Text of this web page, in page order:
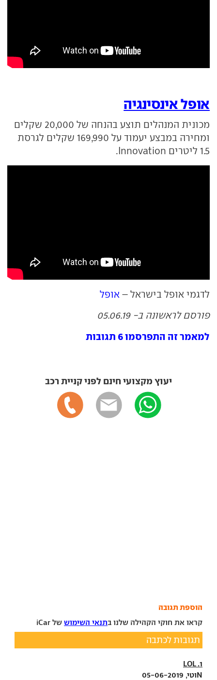
אופל אינסינגיה
מכונית המנהלים תוצע בהנחה של 20,000 שקלים
ומחירה במבצע יעמוד על 169,990 שקלים לגרסת
1.5 ליטרים Innovation.
לדגמי אופל בישראל – אופל
פורסם לראשונה ב- 05.06.19
למאמר זה התפרסמו 6 תגובות
יעוץ מקצועי חינם לפני קניית רכב
הוספת תגובה
קראו את חוקי הקהילה שלנו בתנאי השימוש של iCar
תגובות לכתבה
1. LOL
Nוטי, 05-06-2019